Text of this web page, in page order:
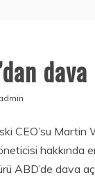
dava
CEO’su Martin
hakkında
ABD’de dava